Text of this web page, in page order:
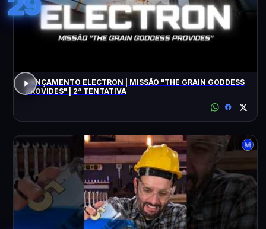
LANÇAMENTO ELECTRON | MISSÃO "THE GRAIN GODDESS
PROVIDES" | 2ª TENTATIVA